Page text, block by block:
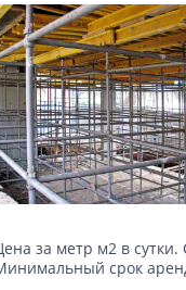
за метр м2 в
срок